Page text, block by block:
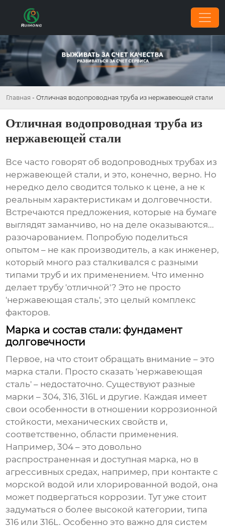
Главная - Отличная водопроводная труба из нержавеющей стали
Отличная водопроводная труба из
нержавеющей стали
Все часто говорят об водопроводных трубах из
нержавеющей стали, и это, конечно, верно. Но
нередко дело сводится только к цене, а не к
реальным характеристикам и долговечности.
Встречаются предложения, которые на бумаге
выглядят заманчиво, но на деле оказываются...
разочарованием. Попробую поделиться
опытом – не как производитель, а как инженер,
который много раз сталкивался с разными
типами труб и их применением. Что именно
делает трубу 'отличной'? Это не просто
'нержавеющая сталь', это целый комплекс
факторов.
Марка и состав стали: фундамент
долговечности
Первое, на что стоит обращать внимание – это
марка стали. Просто сказать 'нержавеющая
сталь' – недостаточно. Существуют разные
марки – 304, 316, 316L и другие. Каждая имеет
свои особенности в отношении коррозионной
стойкости, механических свойств и,
соответственно, области применения.
Например, 304 – это довольно
распространенная и доступная марка, но в
агрессивных средах, например, при контакте с
морской водой или хлорированной водой, она
может подвергаться коррозии. Тут уже стоит
задуматься о более высокой категории, типа
316 или 316L. Особенно это важно для систем